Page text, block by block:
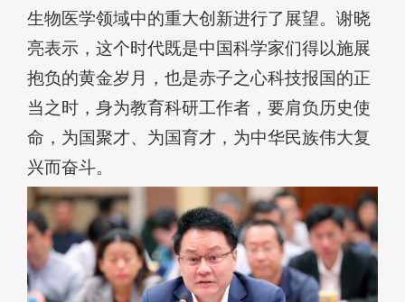
生物医学领域中的重大创新进行了展望。谢晓
亮表示，这个时代既是中国科学家们得以施展
抱负的黄金岁月，也是赤子之心科技报国的正
当之时，身为教育科研工作者，要肩负历史使
命，为国聚才、为国育才，为中华民族伟大复
兴而奋斗。